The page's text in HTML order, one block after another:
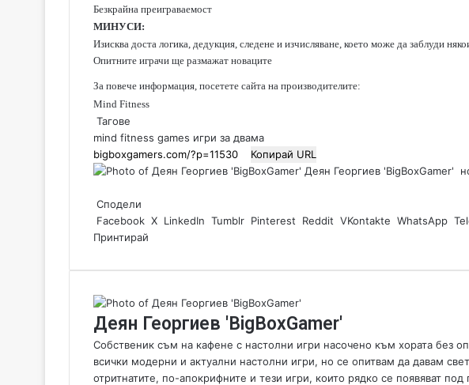
Безкрайна преиграваемост
МИНУСИ:
Изисква доста логика, дедукция, следене и изчисляване, което може да заблуди
Опитните играчи ще размажат новаците
За повече информация, посетете сайта на производителите:
Mind Fitness
Тагове
mind fitness games игри за двама
Копирай URL
Деян Георгиев 'BigBoxGamer'
S
d
e
Сподели
Facebook X LinkedIn Tumblr Pinterest Reddit VKontakte WhatsApp
Принтирай
Деян Георгиев 'BigBoxGamer'
Собственик съм на кафене с настолни игри насочено към хората без
всички модерни и актуални настолни игри, но се опитвам да давам
отритнатите, по-апокрифните и тези игри, които рядко се появяват